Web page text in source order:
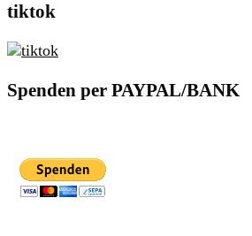
tiktok
Spenden per PAYPAL/BANK